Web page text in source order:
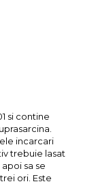
si contine
incarcari
trebuie lasat
sa se
ori. Este